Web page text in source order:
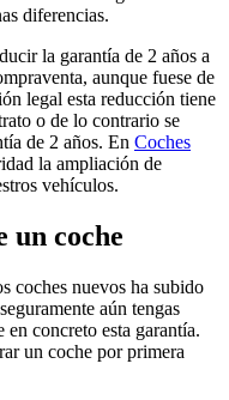
diferencias.
la garantía de 2 años a
aunque fuese de
legal esta reducción tiene
o de lo contrario se
de 2 años. En Coches
la ampliación de
vehículos.
un coche
coches nuevos ha subido
aún tengas
en concreto esta garantía.
un coche por primera